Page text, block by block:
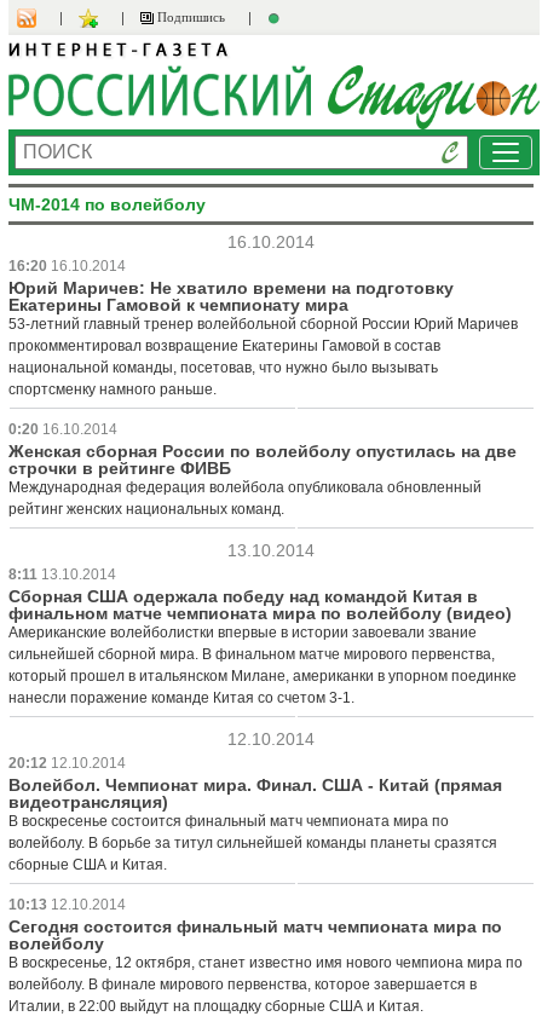
Подпишись
ЧМ-2014 по волейболу
16.10.2014
16:20 16.10.2014
Юрий Маричев: Не хватило времени на подготовку
Екатерины Гамовой к чемпионату мира
53-летний главный тренер волейбольной сборной России Юрий Маричев
прокомментировал возвращение Екатерины Гамовой в состав
национальной команды, посетовав, что нужно было вызывать
спортсменку намного раньше.
0:20 16.10.2014
Женская сборная России по волейболу опустилась на две
строчки в рейтинге ФИВБ
Международная федерация волейбола опубликовала обновленный
рейтинг женских национальных команд.
13.10.2014
8:11 13.10.2014
Сборная США одержала победу над командой Китая в
финальном матче чемпионата мира по волейболу (видео)
Американские волейболистки впервые в истории завоевали звание
сильнейшей сборной мира. В финальном матче мирового первенства,
который прошел в итальянском Милане, американки в упорном поединке
нанесли поражение команде Китая со счетом 3-1.
12.10.2014
20:12 12.10.2014
Волейбол. Чемпионат мира. Финал. США - Китай (прямая
видеотрансляция)
В воскресенье состоится финальный матч чемпионата мира по
волейболу. В борьбе за титул сильнейшей команды планеты сразятся
сборные США и Китая.
10:13 12.10.2014
Сегодня состоится финальный матч чемпионата мира по
волейболу
В воскресенье, 12 октября, станет известно имя нового чемпиона мира по
волейболу. В финале мирового первенства, которое завершается в
Италии, в 22:00 выйдут на площадку сборные США и Китая.